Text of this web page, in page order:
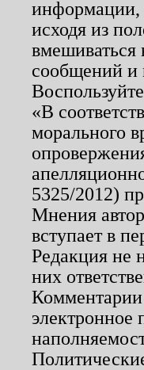
информации,
исходя из
вмешиваться
сообщений и
«В
морального
5325/2012)
Мнения
вступает в
Редакция не
них
электронное